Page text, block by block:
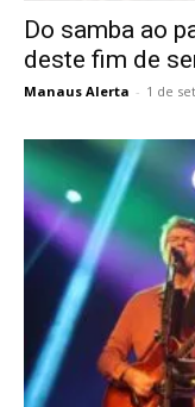
Do samba ao
deste fim de
Manaus Alerta - 1 de